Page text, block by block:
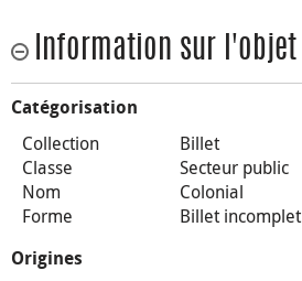
Information sur l'objet
Catégorisation
Collection
Billet
Classe
Secteur public
Nom
Colonial
Forme
Billet incomplet
Origines